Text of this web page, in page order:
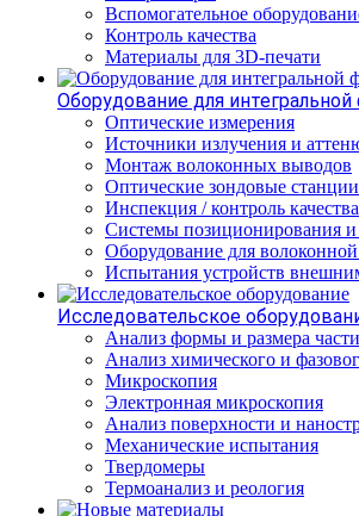
Вспомогательное
Контроль качества
Материалы для 3D-печати
Оборудование для
Оптические измерения
Источники излучения и
Монтаж волоконных выводов
Оптические зондовые станции
Инспекция / контроль качества
Системы позиционирования и
Оборудование для
Испытания устройств
Исследовательское
Анализ формы и размера
Анализ химического и
Микроскопия
Электронная микроскопия
Анализ поверхности и
Механические испытания
Твердомеры
Термоанализ и реология